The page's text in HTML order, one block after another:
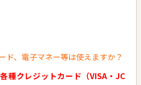
ド、電子マネー等は使えますか？
各種クレジットカード（VISA・JC